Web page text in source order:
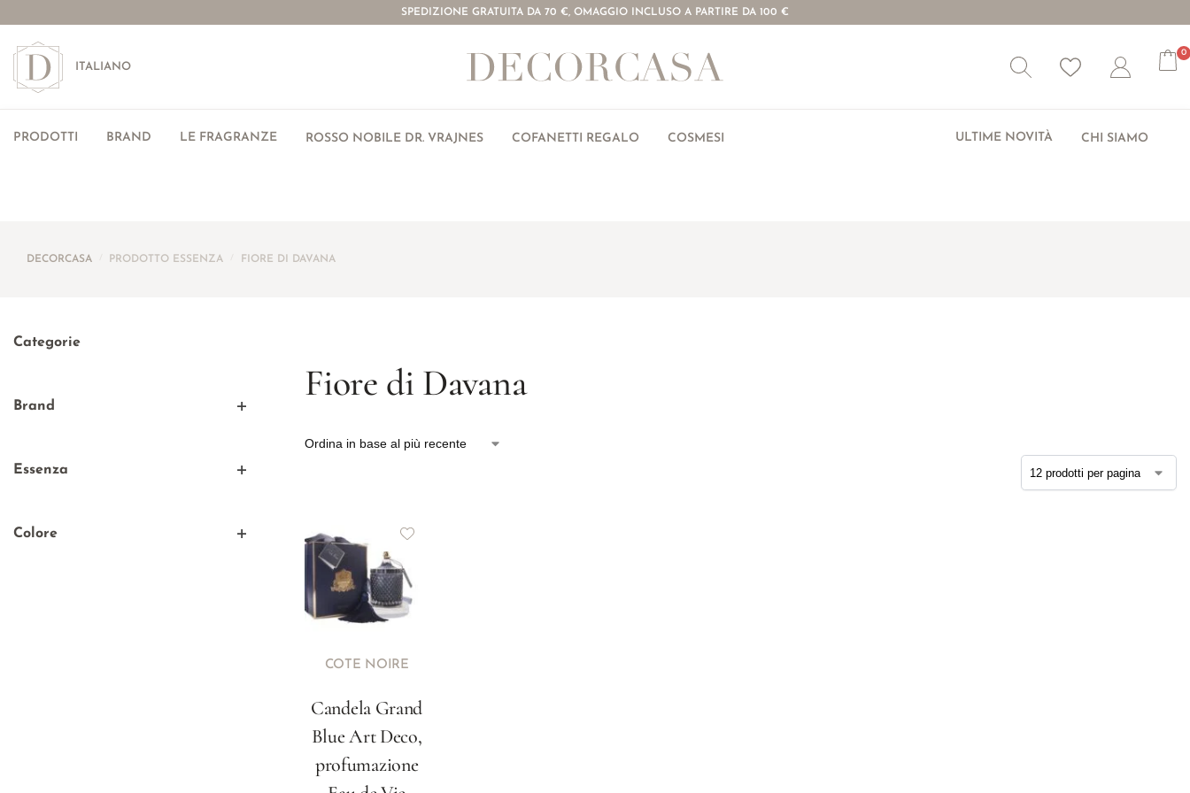
SPEDIZIONE GRATUITA DA 70 €, OMAGGIO INCLUSO A PARTIRE DA 100 €
ITALIANO Wishlist Account
0
PRODOTTI BRAND LE FRAGRANZE ROSSO NOBILE DR. VRAJNES COFANETTI REGALO COSMESI ULTIME NOVITÀ CHI SIAMO
DECORCASA PRODOTTO ESSENZA FIORE DI DAVANA
Fiore di Davana
COTE NOIRE
Candela Grand
Blue Art Deco,
profumazione
Categorie
Brand
Essenza
Prugna
Colore